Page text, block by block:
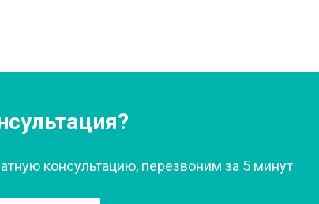
консультацию, перезвоним за 5 минут